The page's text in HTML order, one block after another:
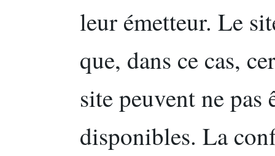
leur émetteur. Le
que, dans ce cas,
site peuvent ne pas
disponibles. La